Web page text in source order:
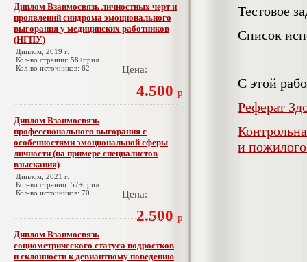
Диплом Взаимосвязь личностных черт и
проявлений синдрома эмоционального
выгорания у медицинских работников
(НГПУ)
Диплом, 2019 г.
Кол-во страниц: 58+прил.
Кол-во источников: 62
Цена:
4.500 р
Диплом Взаимосвязь
профессионального выгорания с
особенностями эмоциональной сферы
личности (на примере специалистов
взыскания)
Диплом, 2021 г.
Кол-во страниц: 57+прил.
Кол-во источников: 70
Цена:
2.500 р
Диплом Взаимосвязь
социометрического статуса подростков
и склонности к девиантному поведению
Тестовое
Список
С этой
Реферат
и пожилого